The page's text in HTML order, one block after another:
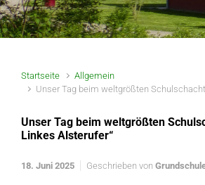
Startseite
Allgemein
Unser Tag beim weltgrößten
Unser Tag beim weltgrößten
Linkes Alsterufer“
18. Juni 2025 Geschrieben von